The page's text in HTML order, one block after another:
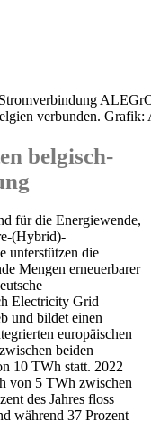
verbunden.
belgisch-
für die Energiewende,
(Hybrid)-
unterstützen die
Mengen erneuerbarer
Electricity Grid
und bildet einen
europäischen
beiden
10 TWh statt. 2022
von 5 TWh zwischen
des Jahres floss
während 37 Prozent